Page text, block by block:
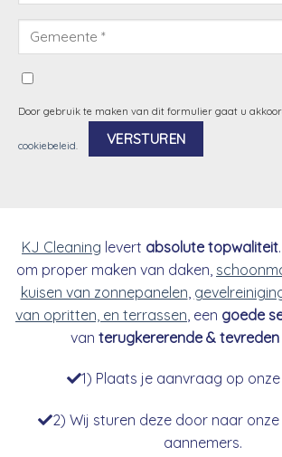
Door gebruik te maken van dit formulier gaat u
cookiebeleid.
KJ Cleaning levert absolute topwaliteit
om proper maken van daken,
kuisen van zonnepanelen
van opritten, en terrassen , een goede
van terugkererende &
1) Plaats je aanvraag op
2) Wij sturen deze door naar
aannemers.